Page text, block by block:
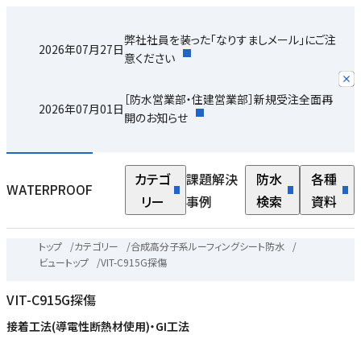
2026年07月27日
弊社社員を装った「なりすましメール」にご注
意ください
2026年07月01日
［防水営業部・住建営業部］新規受注全面再
開のお知らせ
WATERPROOF
カテゴ
リー
課題解決
事例
防水
検索
各種
資料
トップ /カテゴリー /合成高分子系ルーフィングシート防水
/
ビュートップ
/VIT-C915G探傷
VIT-C915G探傷
接着工法(導電性断熱材使用)・GI工法